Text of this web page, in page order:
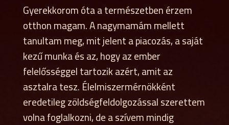
Gyerekkorom óta a természetben érzem
otthon magam. A nagymamám mellett
tanultam meg, mit jelent a piacozás, a saját
kezű munka és az, hogy az ember
felelősséggel tartozik azért, amit az
asztalra tesz. Élelmiszermérnökként
eredetileg zöldségfeldolgozással szerettem
volna foglalkozni, de a szívem mindig